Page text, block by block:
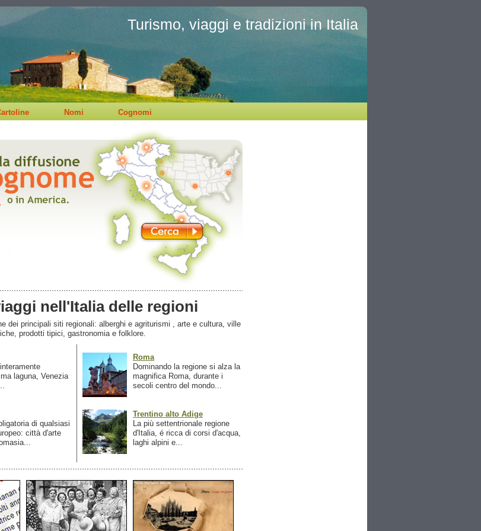
Turismo, viaggi e tradizioni in Italia
Nomi Cognomi
nell'Italia delle regioni
dei principali siti regionali: alberghi e agriturismi , arte e cultura, ville
prodotti tipici, gastronomia e folklore.
laguna, Venezia
di qualsiasi
città d'arte
Roma
Dominando la regione si alza la
magnifica Roma, durante i
secoli centro del mondo...
Trentino alto Adige
La più settentrionale regione
d'Italia, é ricca di corsi d'acqua,
laghi alpini e...